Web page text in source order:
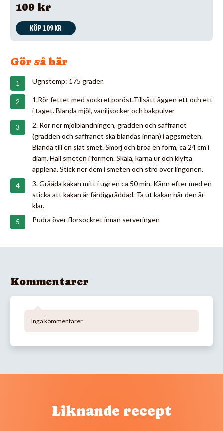
109 kr
KÖP 109 KR
Gör så här
Ugnstemp: 175 grader.
1.Rör fettet med sockret poröst.Tillsätt äggen ett och ett
i taget. Blanda mjöl, vaniljsocker och bakpulver
2. Rör ner mjölblandningen, grädden och saffranet
(grädden och saffranet ska blandas innan) i äggsmeten.
Blanda till en slät smet. Smörj och bröa en form, ca 24 cm i
diam. Häll smeten i formen. Skala, kärna ur och klyfta
äpplena. Stick ner dem i smeten och strö över lingonen.
3. Grääda kakan mitt i ugnen ca 50 min. Känn efter med en
sticka att kakan är färdiggräddad. Ta ut kakan när den är
klar.
Pudra över florsockret innan serveringen
Kommentarer
Inga kommentarer
Liknande recept